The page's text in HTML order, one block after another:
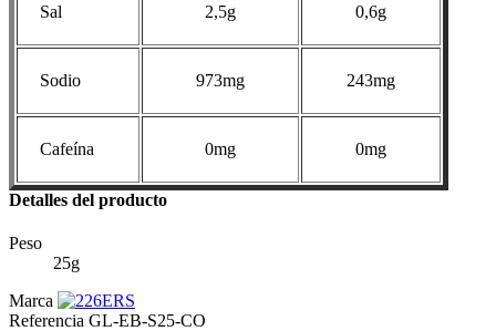
Sal 2,5g 0,6g
Sodio 973mg 243mg
Cafeína 0mg 0mg
Detalles del producto
Peso
25g
Marca
Referencia GL-EB-S25-CO